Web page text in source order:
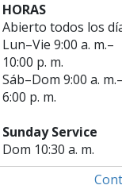
HORAS
Abierto todos los
Lun–Vie 9:00 a. m.–
10:00 p. m.
Sáb–Dom 9:00 a. m.–
6:00 p. m.
Sunday Service
Dom 10:30 a. m.